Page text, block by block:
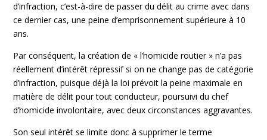
d’infraction, c’est-à-dire de passer du délit au crime avec dans
ce dernier cas, une peine d’emprisonnement supérieure à 10
ans.
Par conséquent, la création de « l’homicide routier » n’a pas
réellement d’intérêt répressif si on ne change pas de catégorie
d’infraction, puisque déjà la loi prévoit la peine maximale en
matière de délit pour tout conducteur, poursuivi du chef
d’homicide involontaire, avec deux circonstances aggravantes.
Son seul intérêt se limite donc à supprimer le terme